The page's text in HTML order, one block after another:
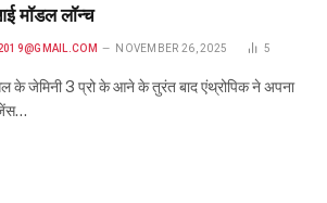
मॉडल लॉन्च
NOVEMBER 26, 2025 5
के जेमिनी 3 प्रो के आने के तुरंत बाद एंथ्रोपिक ने अपना